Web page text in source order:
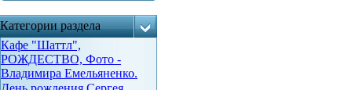
Категории раздела
Кафе "Шаттл",
РОЖДЕСТВО, Фото -
Владимира Емельяненко.